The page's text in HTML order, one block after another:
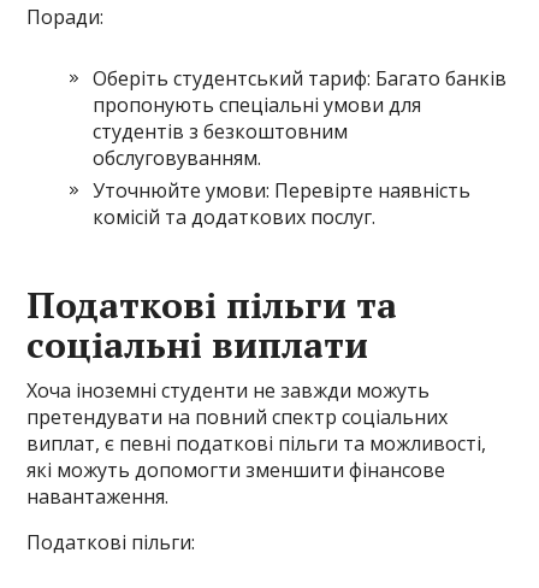
Поради:
Оберіть студентський тариф: Багато банків
пропонують спеціальні умови для
студентів з безкоштовним
обслуговуванням.
Уточнюйте умови: Перевірте наявність
комісій та додаткових послуг.
Податкові пільги та
соціальні виплати
Хоча іноземні студенти не завжди можуть
претендувати на повний спектр соціальних
виплат, є певні податкові пільги та можливості,
які можуть допомогти зменшити фінансове
навантаження.
Податкові пільги: